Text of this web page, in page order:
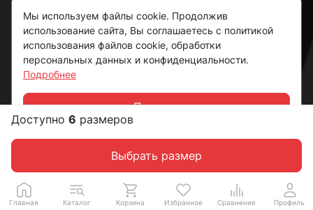
Доступно 6 размеров
Выбрать размер
М27
М36
М10 потайные
Информация, представленная на сайте, носит исключительно
ознакомительный характер и не может рассматриваться как
публичная оферта в соответствии со ст. 437 ГК РФ.
Политика конфиденциальности
Согласие на обработку данных
Пользовательское соглашение
Главная Каталог Корзина Избранное Сравнение Профиль
Мы используем файлы cookie. Продолжив
использование сайта, Вы соглашаетесь с политикой
использования файлов cookie, обработки
персональных данных и конфиденциальности.
Подробнее
Принять